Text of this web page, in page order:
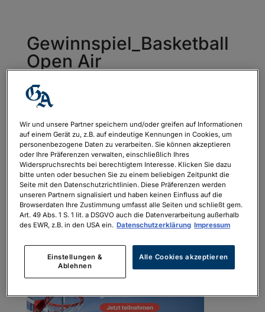
Gewinnspiel_Basketball
Open Air
von
Wir und unsere Partner speichern und/oder greifen auf Informationen
auf einem Gerät zu, z.B. auf eindeutige Kennungen in Cookies, um
personenbezogene Daten zu verarbeiten. Sie können akzeptieren
oder Ihre Präferenzen verwalten, einschließlich Ihres
Widerspruchsrechts bei berechtigtem Interesse. Klicken Sie dazu
bitte unten oder besuchen Sie zu einem beliebigen Zeitpunkt die
Seite mit den Datenschutzrichtlinien. Diese Präferenzen werden
unseren Partnern signalisiert und haben keinen Einfluss auf die
Browserdaten Ihre Zustimmung umfasst alle Seiten und schließt gem.
Art. 49 Abs. 1 S. 1 lit. a DSGVO auch die Datenverarbeitung außerhalb
des EWR, z.B. in den USA ein. Datenschutzerklärung Impressum
Einstellungen &
Ablehnen
Alle Cookies akzeptieren